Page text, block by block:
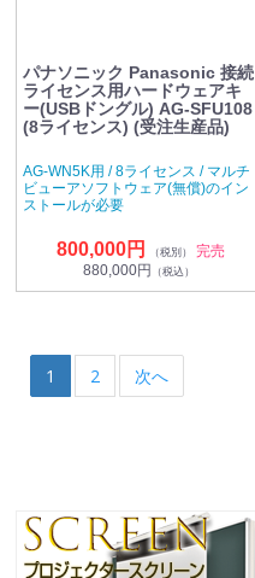
パナソニック Panasonic 接続
ライセンス用ハードウェアキ
ー(USBドングル) AG-SFU108
(8ライセンス) (受注生産品)
AG-WN5K用 / 8ライセンス / マルチ
ビューアソフトウェア(無償)のイン
ストールが必要
800,000円 （税別）
完売
880,000円 （税込）
1 2 次へ